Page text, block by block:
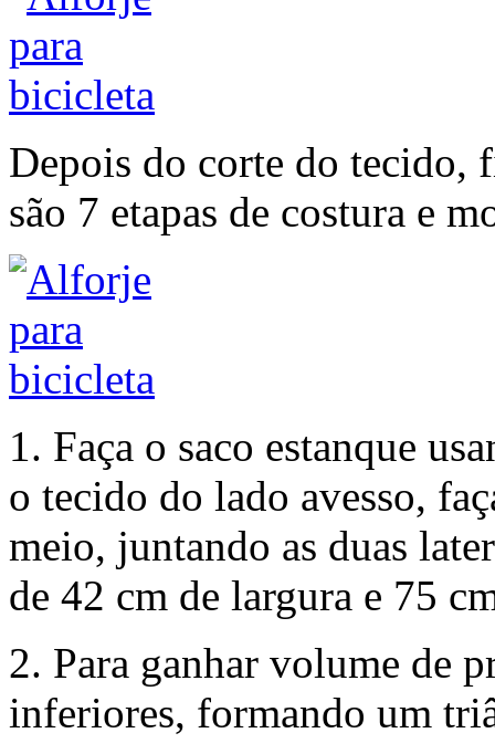
Depois do corte do tecido,
são 7 etapas de costura e
1. Faça o saco estanque
o tecido do lado avesso,
meio, juntando as duas
de 42 cm de largura e 75
2. Para ganhar volume de
inferiores, formando um